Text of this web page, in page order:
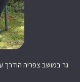
גר במושב צפריה הודרך